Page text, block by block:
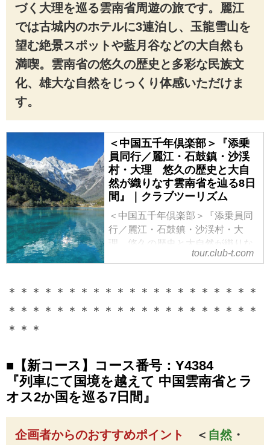
づく大理を巡る雲南省周遊の旅です。麗江
では古城内のホテルに3連泊し、玉龍雪山を
望む絶景スポットや藍月谷などの大自然も
満喫。雲南省の悠久の歴史と多彩な民族文
化、雄大な自然をじっくり体感いただけま
す。
＜中国五千年倶楽部＞『添乗
員同行／麗江・石鼓鎮・沙渓
村・大理 悠久の歴史と大自
然が織りなす雲南省を辿る8日
間』｜クラブツーリズム
＜中国五千年倶楽部＞『添乗員同
行／麗江・石鼓鎮・沙渓村・大
理 悠久の歴史と大自然が織りな
す雲南省を辿る8日間』の紹介をし
ならクラブツーリズム。
tour.club-t.com
＊＊＊＊＊＊＊＊＊＊＊＊＊＊＊＊＊＊＊＊＊
＊＊＊＊＊＊＊＊＊＊＊＊＊＊＊＊＊＊＊＊＊
＊＊＊
■【新コース】コース番号：Y4384
『列車にて国境を越えて 中国雲南省とラ
オス2か国を巡る7日間』
企画者からのおすすめポイント ＜ 自然・